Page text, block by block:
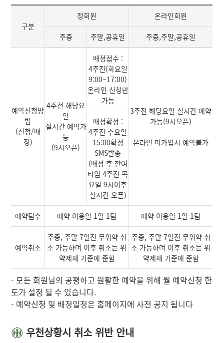
구분
정회원 온라인회원
주중 주말,공휴일 주중,주말,공휴일
예약신청방
법
(신청/배
정)
4주전 해당요
일
실시간 예약가
능
(9시오픈)
배정접수 :
4주전(화요일
9:00~17:00)
온라인 신청만
가능
3주전 해당요일 실시간 예약
가능(9시오픈)
온라인 미가입시 예약불가
배정확정 :
4주전 수요일
15:00확정
SMS발송
(배정 후 잔여
타임 4주전 목
요일 9시이후
실시간 오픈)
예약팀수 예약 이용일 1일 1팀 예약 이용일 1일 1팀
예약취소
주중, 주말 7일전 무위약 취
소 가능하며 이후 취소는 위
약제재 기준에 준함
주중, 주말 7일전 무위약 취
소 가능하며 이후 취소는 위
약제재 기준에 준함
- 모든 회원님의 공평하고 원활한 예약을 위해 월 예약신청 한
도가 설정 될 수 있습니다.
- 예약신청 및 배정일정은 홈페이지에 사전 공지 됩니다
우천상황시 취소 위반 안내